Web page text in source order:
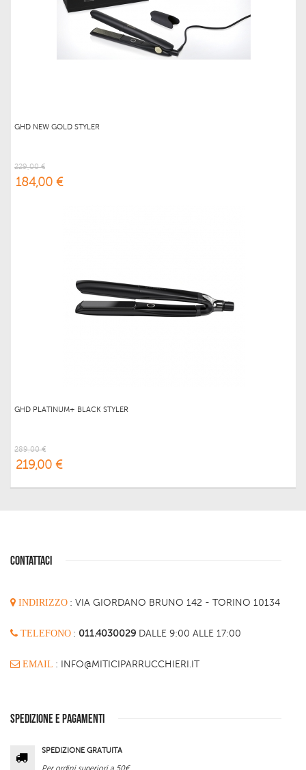
GHD NEW GOLD STYLER
229,00 €
184,00 €
GHD PLATINUM+ BLACK STYLER
289,00 €
219,00 €
CONTATTACI
INDIRIZZO : VIA GIORDANO BRUNO 142 - TORINO 10134
TELEFONO : 011.4030029 DALLE 9:00 ALLE 17:00
EMAIL : INFO@MITICIPARRUCCHIERI.IT
SPEDIZIONE E PAGAMENTI
SPEDIZIONE GRATUITA